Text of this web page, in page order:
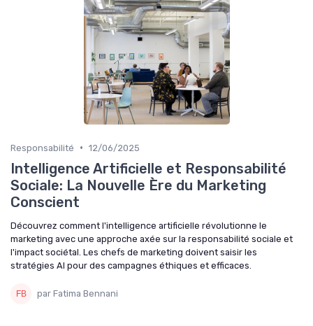
Responsabilité • 12/06/2025
Intelligence Artificielle et Responsabilité
Sociale: La Nouvelle Ère du Marketing
Conscient
Découvrez comment l'intelligence artificielle révolutionne le
marketing avec une approche axée sur la responsabilité sociale et
l'impact sociétal. Les chefs de marketing doivent saisir les
stratégies AI pour des campagnes éthiques et efficaces.
par Fatima Bennani